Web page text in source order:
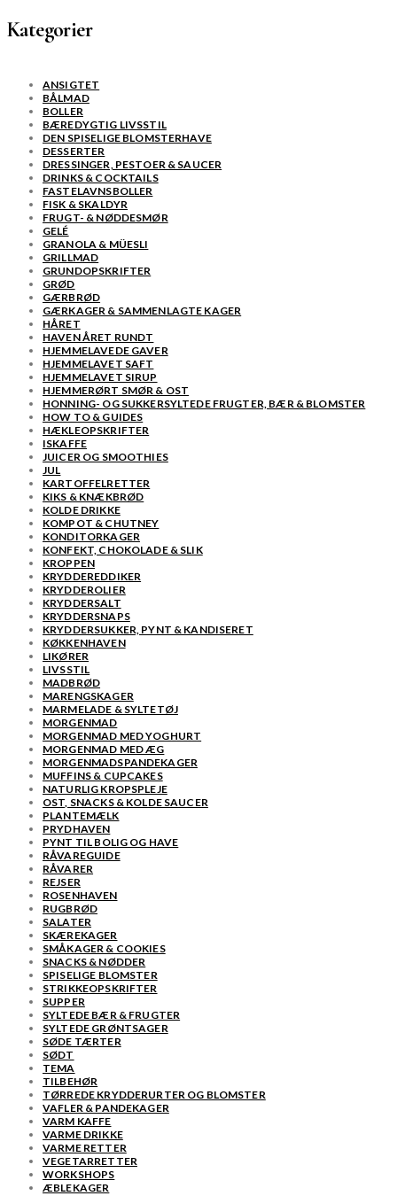
Kategorier
ANSIGTET
BÅLMAD
BOLLER
BÆREDYGTIG LIVSSTIL
DEN SPISELIGE BLOMSTERHAVE
DESSERTER
DRESSINGER, PESTOER & SAUCER
DRINKS & COCKTAILS
FASTELAVNSBOLLER
FISK & SKALDYR
FRUGT- & NØDDESMØR
GELÉ
GRANOLA & MÜESLI
GRILLMAD
GRUNDOPSKRIFTER
GRØD
GÆRBRØD
GÆRKAGER & SAMMENLAGTE KAGER
HÅRET
HAVEN ÅRET RUNDT
HJEMMELAVEDE GAVER
HJEMMELAVET SAFT
HJEMMELAVET SIRUP
HJEMMERØRT SMØR & OST
HONNING- OG SUKKERSYLTEDE FRUGTER, BÆR & BLOMSTER
HOW TO & GUIDES
HÆKLEOPSKRIFTER
ISKAFFE
JUICER OG SMOOTHIES
JUL
KARTOFFELRETTER
KIKS & KNÆKBRØD
KOLDE DRIKKE
KOMPOT & CHUTNEY
KONDITORKAGER
KONFEKT, CHOKOLADE & SLIK
KROPPEN
KRYDDEREDDIKER
KRYDDEROLIER
KRYDDERSALT
KRYDDERSNAPS
KRYDDERSUKKER, PYNT & KANDISERET
KØKKENHAVEN
LIKØRER
LIVSSTIL
MADBRØD
MARENGSKAGER
MARMELADE & SYLTETØJ
MORGENMAD
MORGENMAD MED YOGHURT
MORGENMAD MED ÆG
MORGENMADSPANDEKAGER
MUFFINS & CUPCAKES
NATURLIG KROPSPLEJE
OST, SNACKS & KOLDE SAUCER
PLANTEMÆLK
PRYDHAVEN
PYNT TIL BOLIG OG HAVE
RÅVAREGUIDE
RÅVARER
REJSER
ROSENHAVEN
RUGBRØD
SALATER
SKÆREKAGER
SMÅKAGER & COOKIES
SNACKS & NØDDER
SPISELIGE BLOMSTER
STRIKKEOPSKRIFTER
SUPPER
SYLTEDE BÆR & FRUGTER
SYLTEDE GRØNTSAGER
SØDE TÆRTER
SØDT
TEMA
TILBEHØR
TØRREDE KRYDDERURTER OG BLOMSTER
VAFLER & PANDEKAGER
VARM KAFFE
VARME DRIKKE
VARME RETTER
VEGETARRETTER
WORKSHOPS
ÆBLEKAGER